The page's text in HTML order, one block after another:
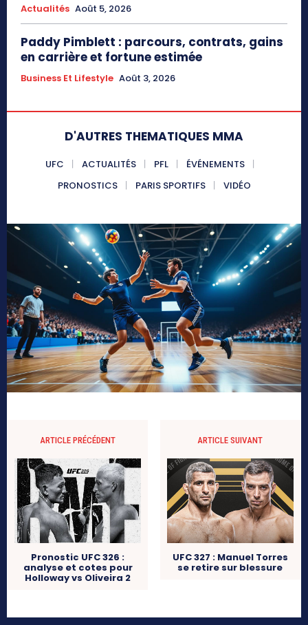
Actualités Août 5, 2026
Paddy Pimblett : parcours, contrats, gains
en carrière et fortune estimée
Business Et Lifestyle Août 3, 2026
D'AUTRES THEMATIQUES MMA
UFC ACTUALITÉS PFL
ÉVÉNEMENTS
PRONOSTICS
PARIS SPORTIFS VIDÉO
ARTICLE PRÉCÉDENT
Pronostic UFC 326 :
analyse et cotes pour
Holloway vs Oliveira 2
ARTICLE SUIVANT
UFC 327 : Manuel Torres
se retire sur blessure